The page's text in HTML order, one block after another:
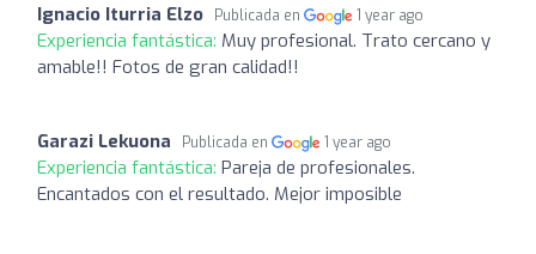
Ignacio Iturria Elzo Publicada en 1 year ago
Experiencia fantástica: Muy profesional. Trato cercano y
amable!! Fotos de gran calidad!!
Garazi Lekuona Publicada en 1 year ago
Experiencia fantástica: Pareja de profesionales.
Encantados con el resultado. Mejor imposible